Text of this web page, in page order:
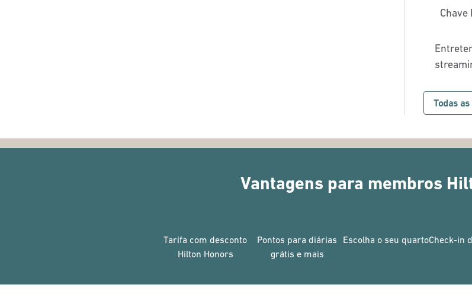
Chave
Todas
Vantagens para membros
Tarifa com desconto
Hilton Honors
Pontos para diárias
grátis e mais
Escolha o seu quartoCheck-in